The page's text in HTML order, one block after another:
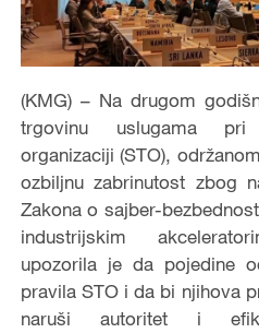
(KMG) – Na drugom
trgovinu uslugama pri
organizaciji (STO),
ozbiljnu zabrinutost zbog
Zakona o sajber-
industrijskim
upozorila je da pojedine
pravila STO i da bi njihova
naruši autoritet i